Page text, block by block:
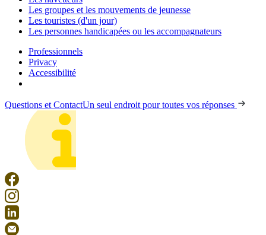
Les groupes et les mouvements de jeunesse
Les touristes (d'un jour)
Les personnes handicapées ou les accompagnateurs
Professionnels
Privacy
Accessibilité
Questions et ContactUn seul endroit pour toutes vos réponses